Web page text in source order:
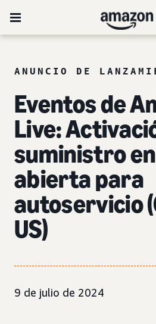
ANUNCIO DE
Eventos de
Live:
suministro
abierta para
autoservicio
US)
9 de julio de 2024